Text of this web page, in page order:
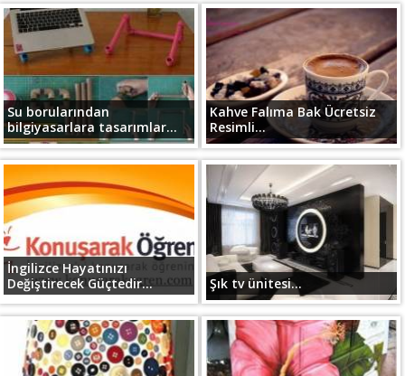
Su borularından
bilgiyasarlara tasarımlar...
Kahve Falıma Bak Ücretsiz
Resimli...
İngilizce Hayatınızı
Değiştirecek Güçtedir...
Şık tv ünitesi...